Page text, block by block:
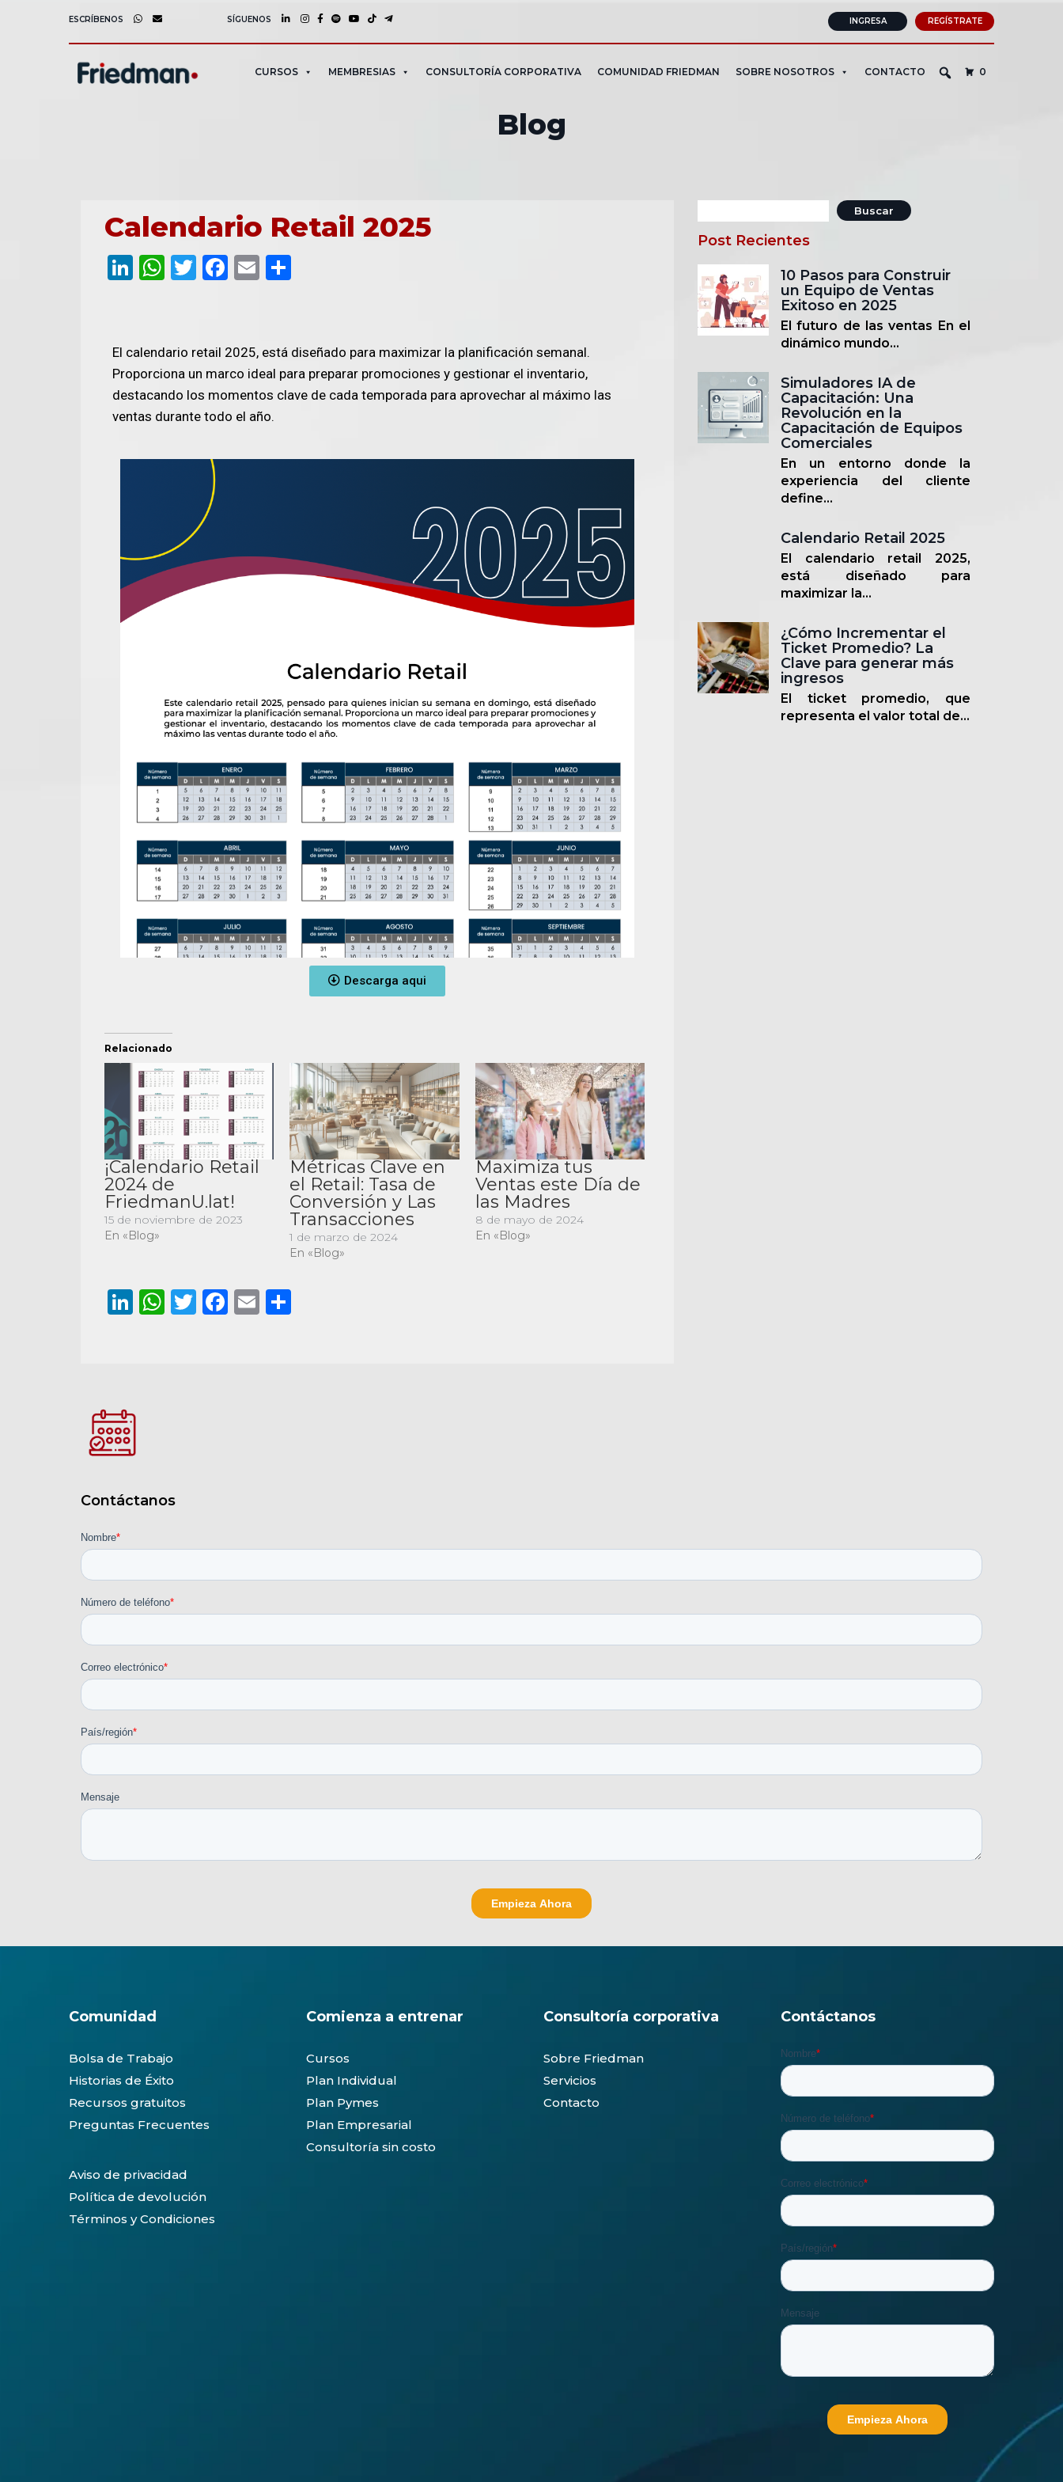
ESCRÍBENOS SÍGUENOS INGRESA REGÍSTRATE
CURSOS MEMBRESIAS CONSULTORÍA CORPORATIVA COMUNIDAD FRIEDMAN SOBRE NOSOTROS CONTACTO 0
Blog
Calendario Retail 2025
LinkedIn
WhatsApp
Twitter
Facebook
Email
El calendario retail 2025, está diseñado para maximizar la planificación semanal.
Proporciona un marco ideal para preparar promociones y gestionar el inventario,
destacando los momentos clave de cada temporada para aprovechar al máximo las
ventas durante todo el año.
Descarga aqui
Relacionado
¡Calendario Retail
2024 de
FriedmanU.lat!
15 de noviembre de 2023
En «Blog»
Métricas Clave en
el Retail: Tasa de
Conversión y Las
Transacciones
1 de marzo de 2024
En «Blog»
Maximiza tus
Ventas este Día de
las Madres
8 de mayo de 2024
En «Blog»
LinkedIn
WhatsApp
Twitter
Facebook
Email
Post Recientes
10 Pasos para Construir
un Equipo de Ventas
Exitoso en 2025
El futuro de las ventas En el
dinámico mundo...
Simuladores IA de
Capacitación: Una
Revolución en la
Capacitación de Equipos
Comerciales
En un entorno donde la
experiencia del cliente
define...
Calendario Retail 2025
El calendario retail 2025,
está diseñado para
maximizar la...
¿Cómo Incrementar el
Ticket Promedio? La
Clave para generar más
ingresos
El ticket promedio, que
representa el valor total de...
Contáctanos
Comunidad
Bolsa de Trabajo
Historias de Éxito
Recursos gratuitos
Preguntas Frecuentes
Aviso de privacidad
Política de devolución
Términos y Condiciones
Comienza a entrenar
Cursos
Plan Individual
Plan Pymes
Plan Empresarial
Consultoría sin costo
Consultoría corporativa
Sobre Friedman
Servicios
Contacto
Contáctanos